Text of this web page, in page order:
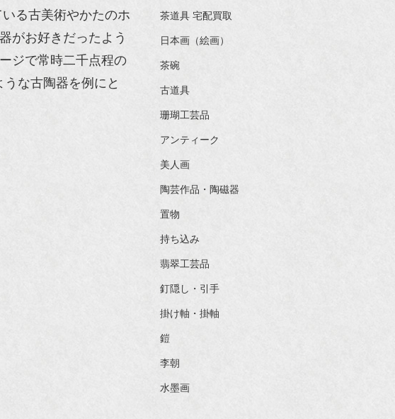
る古美術やかたのホ
がお好きだったよう
ジで常時二千点程の
な古陶器を例にと
茶道具 宅配買取
日本画（絵画）
茶碗
古道具
珊瑚工芸品
アンティーク
美人画
陶芸作品・陶磁器
置物
持ち込み
翡翠工芸品
釘隠し・引手
掛け軸・掛軸
鎧
李朝
水墨画